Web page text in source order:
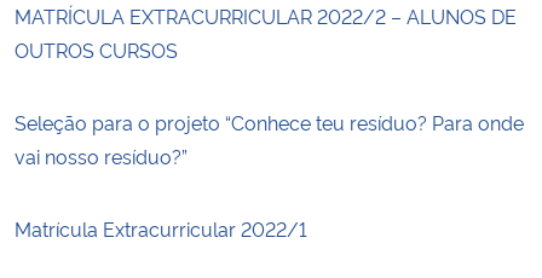
MATRÍCULA EXTRACURRICULAR 2022/2 – ALUNOS DE
OUTROS CURSOS
Seleção para o projeto “Conhece teu resíduo? Para onde
vai nosso resíduo?”
Matrícula Extracurricular 2022/1